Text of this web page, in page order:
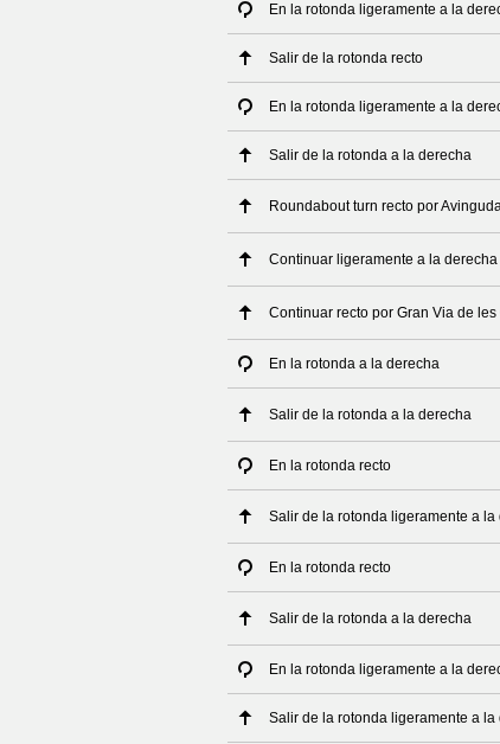
En la rotonda ligeramente a la
Salir de la rotonda recto
En la rotonda ligeramente a la
Salir de la rotonda a la derecha
Roundabout turn recto por
Continuar ligeramente a la
Continuar recto por Gran Via de
En la rotonda a la derecha
Salir de la rotonda a la derecha
En la rotonda recto
Salir de la rotonda ligeramente a la
En la rotonda recto
Salir de la rotonda a la derecha
En la rotonda ligeramente a la
Salir de la rotonda ligeramente a la